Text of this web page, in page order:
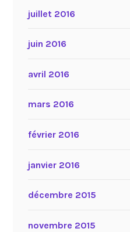
juillet 2016
juin 2016
avril 2016
mars 2016
février 2016
janvier 2016
décembre 2015
novembre 2015